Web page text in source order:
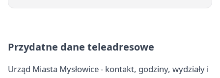
Przydatne dane teleadresowe
Urząd Miasta Mysłowice - kontakt, godziny, wydziały i